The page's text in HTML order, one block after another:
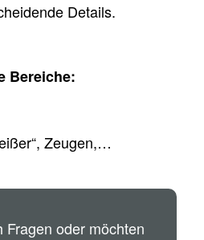
Details.
Bereiche:
Zeugen,…
Fragen oder möchten